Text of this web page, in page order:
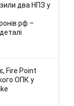
два НПЗ у
рф –
Fire Point
ОПК у